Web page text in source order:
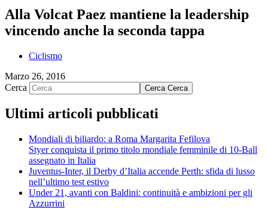
Alla Volcat Paez mantiene la leadership
vincendo anche la seconda tappa
Ciclismo
Marzo 26, 2016
Cerca
Cerca Cerca
Ultimi articoli pubblicati
Mondiali di biliardo: a Roma Margarita Fefilova
Styer conquista il primo titolo mondiale femminile di 10-Ball
assegnato in Italia
Juventus-Inter, il Derby d’Italia accende Perth: sfida di lusso
nell’ultimo test estivo
Under 21, avanti con Baldini: continuità e ambizioni per gli
Azzurrini